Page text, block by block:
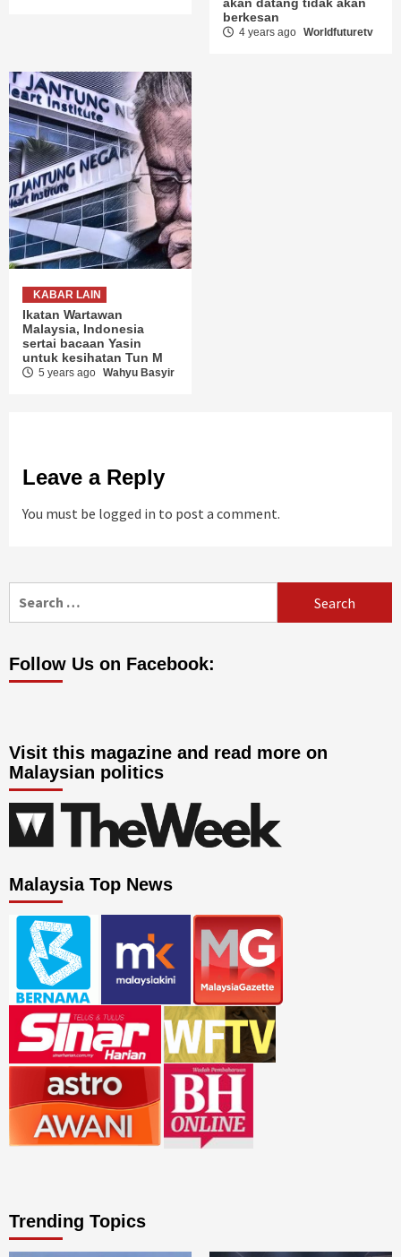
akan datang tidak akan
berkesan
4 years ago Worldfuturetv
KABAR LAIN
Ikatan Wartawan
Malaysia, Indonesia
sertai bacaan Yasin
untuk kesihatan Tun M
5 years ago Wahyu Basyir
Leave a Reply
You must be logged in to post a comment.
Follow Us on Facebook:
Visit this magazine and read more on
Malaysian politics
Malaysia Top News
Trending Topics